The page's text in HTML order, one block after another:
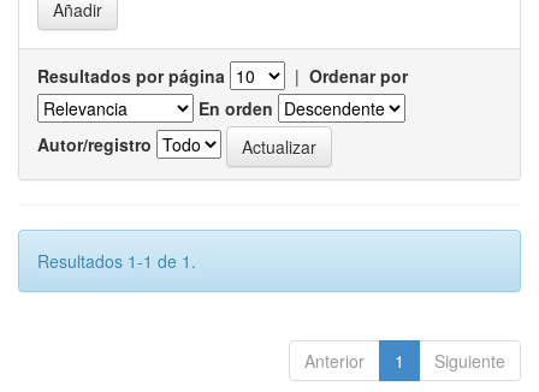
Resultados por página | Ordenar por
En orden
Autor/registro
Resultados 1-1 de 1.
Anterior 1 Siguiente